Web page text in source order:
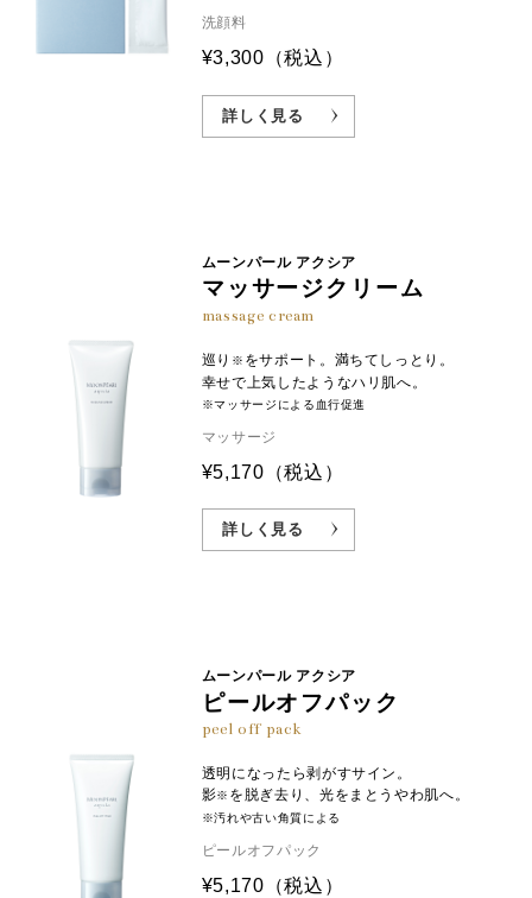
洗顔料
¥3,300 （税込）
詳しく見る
ムーンパール アクシア
マッサージクリーム
massage cream
巡り ※ をサポート。満ちてしっとり。
幸せで上気したようなハリ肌へ。
※マッサージによる血行促進
マッサージ
¥5,170 （税込）
詳しく見る
ムーンパール アクシア
ピールオフパック
peel off pack
透明になったら剥がすサイン。
影※ を脱ぎ去り、光をまとうやわ肌へ。
※汚れや古い角質による
ピールオフパック
¥5,170 （税込）